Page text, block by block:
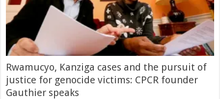
Rwamucyo, Kanziga cases and the pursuit of
justice for genocide victims: CPCR founder
Gauthier speaks